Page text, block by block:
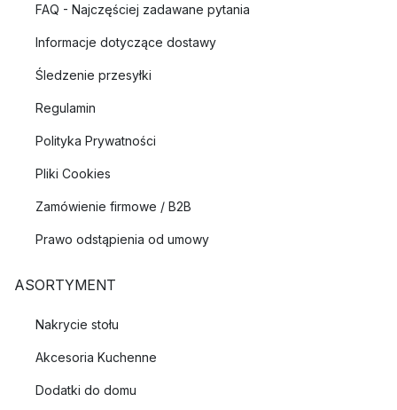
FAQ - Najczęściej zadawane pytania
Informacje dotyczące dostawy
Śledzenie przesyłki
Regulamin
Polityka Prywatności
Pliki Cookies
Zamówienie firmowe / B2B
Prawo odstąpienia od umowy
ASORTYMENT
Nakrycie stołu
Akcesoria Kuchenne
Dodatki do domu